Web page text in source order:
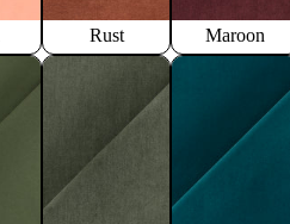
Rust Maroon